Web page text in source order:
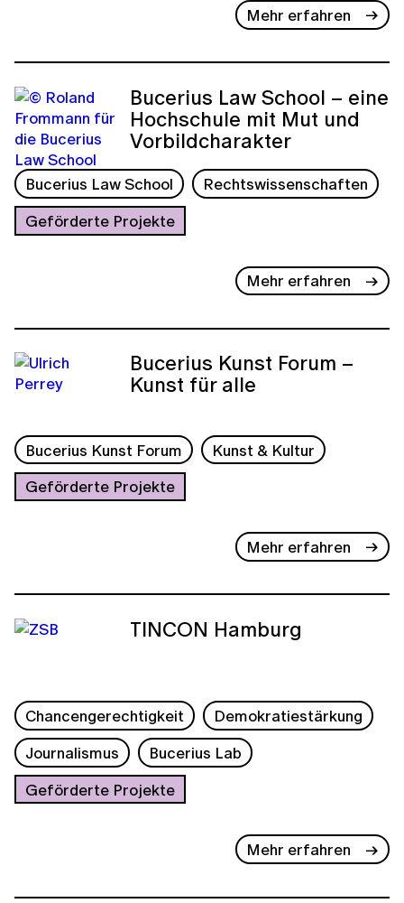
Mehr erfahren
Bucerius Law School – eine
Hochschule mit Mut und
Vorbildcharakter
Bucerius Law School
Rechtswissenschaften
Geförderte Projekte
Mehr erfahren
Bucerius Kunst Forum –
Kunst für alle
Bucerius Kunst Forum
Kunst & Kultur
Geförderte Projekte
Mehr erfahren
TINCON Hamburg
Chancengerechtigkeit
Demokratiestärkung
Journalismus
Bucerius Lab
Geförderte Projekte
Mehr erfahren